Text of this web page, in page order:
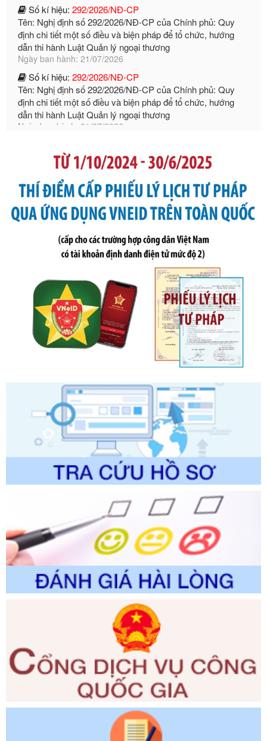
Ngày ban hành: 21/07/2026
Số kí hiệu:292/2026/NĐ-CP
Tên: Nghị định số 292/2026/NĐ-CP của Chính phủ: Quy
định chi tiết một số điều và biện pháp để tổ chức, hướng
Ngày ban hành: 21/07/2026
Số kí hiệu:105/2026/TT-BTC
Tên: Thông tư số 105/2026/TT-BTC của Bộ Tài chính: Bãi
bỏ Thông tư số 87/2019/TT- BТC ngày 19 tháng 12 năm
Ngày ban hành: 21/07/2026
Số kí hiệu:
291/2026/NĐ-CP
Tên: Nghị định số 291/2026/NĐ-CP của Chính phủ: Sửa
đổi, bổ sung một số điều của Nghị định số 125/2020/NĐ-СР
ngày 19 tháng 10 năm 2020 của Chính phủ quy định xử
sung bởi Nghị định số 102/2021/NĐ-CP
Ngày ban hành: 20/07/2026
Tên: Quyết định công bố Danh mục thủ tục hành chính mới
ban hành, được sửa đổi, bổ sung, bị bãi bỏ và phê duyệt
Quy trình nội bộ, quy trình điện tử giải quyết thủ tục hành
chính trong một số lĩnh vực thuộc phạm vi chức năng quản
lý của Sở Văn hóa, Thể tha
Ngày ban hành: 01/06/2026
được sửa đổi, bổ sung và phê duyệt Quy trình nội bộ, quy
trình điện tử giải quyết thủ tục hành chính trong lĩnh vực Du
lịch thuộc phạm vi chức năng quản lý của Sở Văn hóa, Thể
thao và Du lịch
Ngày ban hành: 01/06/2026
Số kí hiệu:2310/QĐ-UBND
Tên: Về việc công bố Danh mục thủ tục hành chính sửa
đổi, bổ sung và phê duyệt Quy trình nội bộ, quy trình điện tử
trong giải quyết thủtục hành chính lĩnh vực biến đổi khí hậu
thuộc phạm vi giải quyết của Sở Nông nghiệp và Môi
Ngày ban hành: 01/06/2026
Số kí hiệu:
2300/QĐ-UBND
Tên: V/v công bố danh mục thủ tục hành chính được sửa
đổi, bổ sung và phê duyệt quy trình nội bộ, quy trình điện tử
giải quyết thủ tục hành chính trong lĩnh vực Luật sư thuộc
Ngày ban hành: 01/06/2026
351/2025/NĐ-CP
Tên: Nghị định số 351/2025/NĐ-CP của Chính phủ: Quy
định chuẩn nghèo đa chiều quốc gia giai đoạn 2026 - 2030
Ngày ban hành: 29/12/2026
3014/QĐ-UBND
Tên: Quyết định về việc công bố danh mục thủ tục hành
chính ban hành mới, sửa đổi bổ sung trong lĩnh vực hỗ trợ
đầu tư, lĩnh vực đấu thầu lựa chọn nhà thầu thuộc thẩm